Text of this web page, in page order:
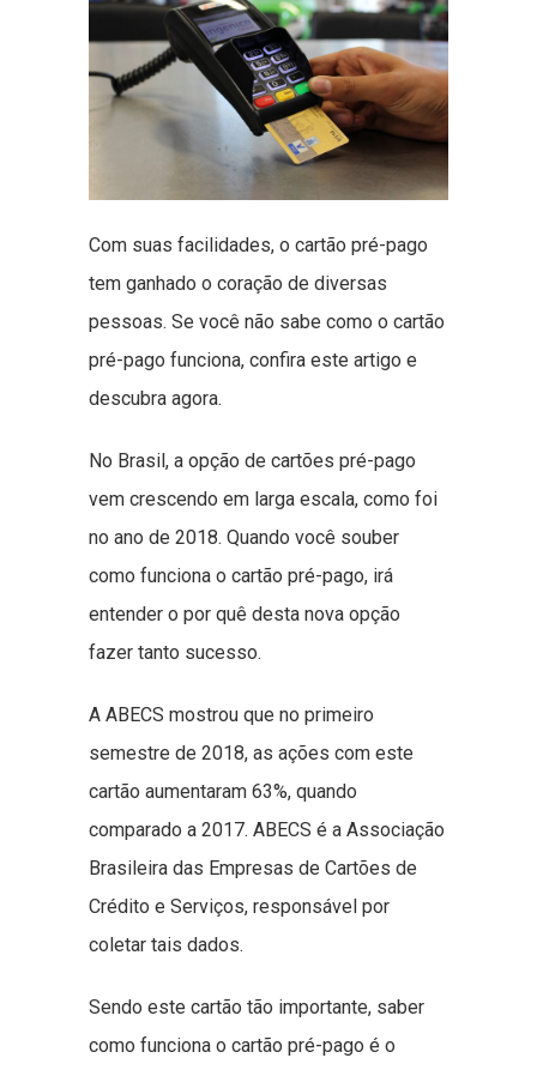
Com suas facilidades, o cartão pré-pago
tem ganhado o coração de diversas
pessoas. Se você não sabe como o cartão
pré-pago funciona, confira este artigo e
descubra agora.
No Brasil, a opção de cartões pré-pago
vem crescendo em larga escala, como foi
no ano de 2018. Quando você souber
como funciona o cartão pré-pago, irá
entender o por quê desta nova opção
fazer tanto sucesso.
A ABECS mostrou que no primeiro
semestre de 2018, as ações com este
cartão aumentaram 63%, quando
comparado a 2017. ABECS é a Associação
Brasileira das Empresas de Cartões de
Crédito e Serviços, responsável por
coletar tais dados.
Sendo este cartão tão importante, saber
como funciona o cartão pré-pago é o